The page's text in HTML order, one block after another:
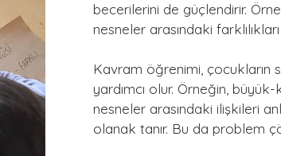
becerilerini de güçlendirir.
nesneler arasındaki
Kavram öğrenimi, çocukların
yardımcı olur. Örneğin,
nesneler arasındaki ilişkileri
olanak tanır. Bu da problem